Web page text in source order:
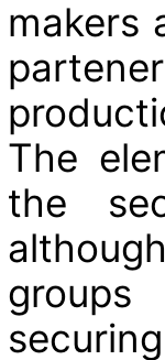
makers
The
the